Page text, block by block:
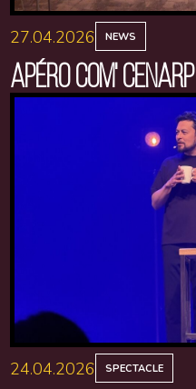
27.04.2026 NEWS
APÉRO COM' CENARP
24.04.2026 SPECTACLE